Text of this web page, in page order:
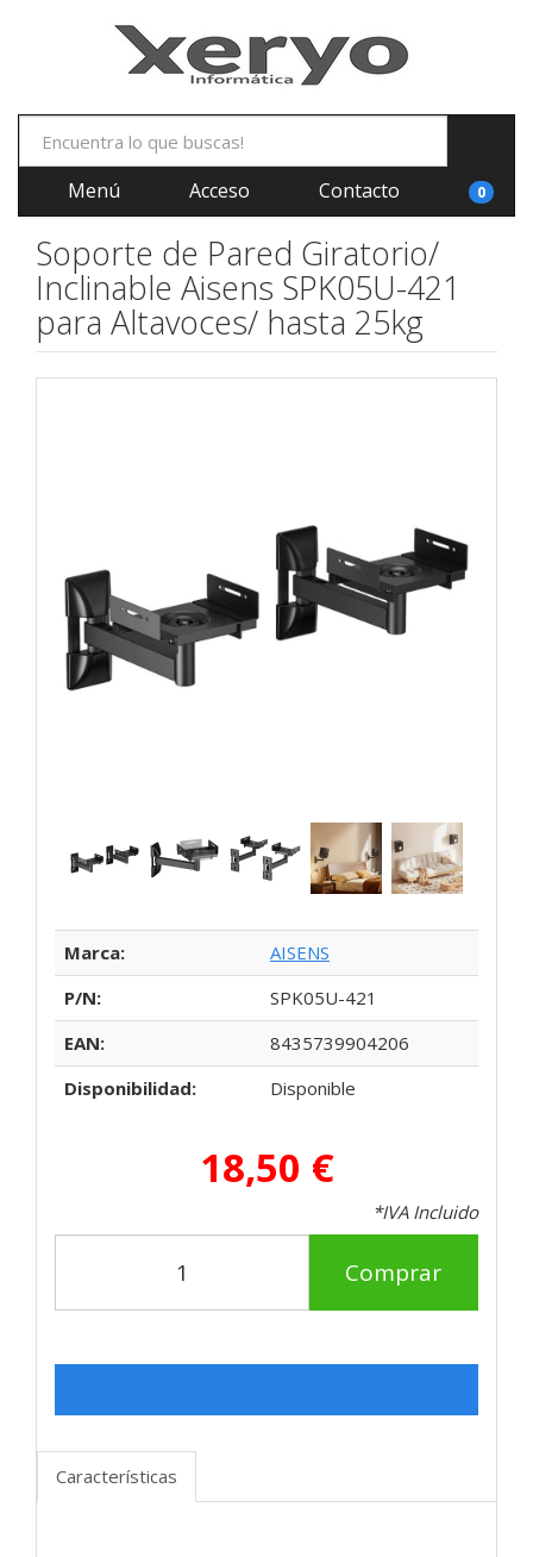
Menú Acceso Contacto 0
Soporte de Pared Giratorio/
Inclinable Aisens SPK05U-421
para Altavoces/ hasta 25kg
Marca:
AISENS
P/N:
SPK05U-421
EAN:
8435739904206
Disponibilidad:
Disponible
18,50 €
*IVA Incluido
Comprar
Características